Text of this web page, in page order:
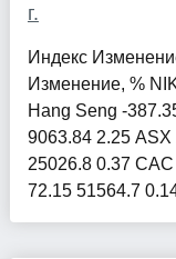
г.
Индекс
Изменение, %
Hang Seng -
9063.84 2.25
25026.8 0.37
72.15 51564.7